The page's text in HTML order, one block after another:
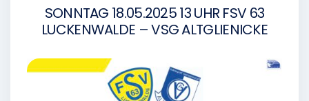
SONNTAG 18.05.2025 13 UHR FSV 63
LUCKENWALDE – VSG ALTGLIENICKE